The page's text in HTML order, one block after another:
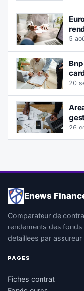
5
20
26
Enews
Comparateur de
rendements des
detaillees par
PAGES
Fiches contrat